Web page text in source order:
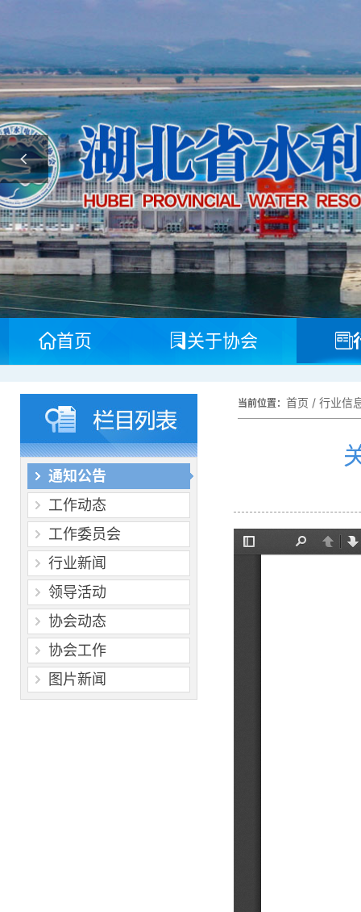
首页 关于协会
通知公告
工作动态
工作委员会
行业新闻
领导活动
协会动态
协会工作
图片新闻
当前位置： 首页 / 行业信